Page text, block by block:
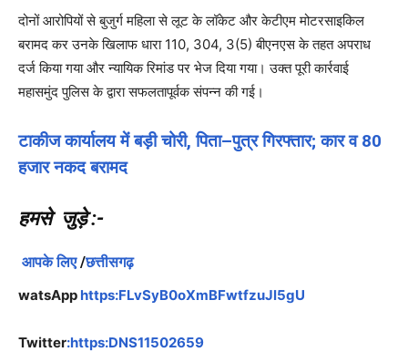
दोनों आरोपियों से बुजुर्ग महिला से लूट के लॉकेट और केटीएम मोटरसाइकिल
बरामद कर उनके खिलाफ धारा 110, 304, 3(5) बीएनएस के तहत अपराध
दर्ज किया गया और न्यायिक रिमांड पर भेज दिया गया। उक्त पूरी कार्रवाई
महासमुंद पुलिस के द्वारा सफलतापूर्वक संपन्न की गई।
टाकीज कार्यालय में बड़ी चोरी, पिता–पुत्र गिरफ्तार; कार व 80
हजार नकद बरामद
हमसे जुड़े:-
आपके लिए/छत्तीसगढ़
watsApp https:FLvSyB0oXmBFwtfzuJl5gU
Twitter:https:DNS11502659